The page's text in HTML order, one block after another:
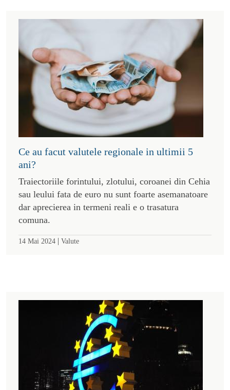
Ce au facut valutele regionale in ultimii 5
ani?
Traiectoriile forintului, zlotului, coroanei din Cehia
sau leului fata de euro nu sunt foarte asemanatoare
dar aprecierea in termeni reali e o trasatura
comuna.
14 Mai 2024 | Valute